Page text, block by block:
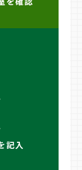
記入